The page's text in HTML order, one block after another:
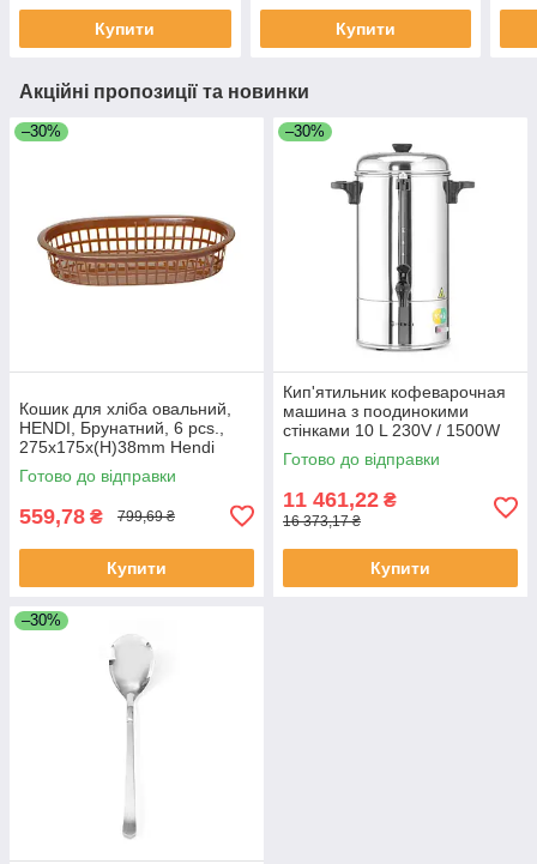
Купити Купити
Акційні пропозиції та новинки
–30%
Кошик для хліба овальний,
HENDI, Брунатний, 6 pcs.,
275x175x(H)38mm Hendi
426296
Готово до відправки
559,78 ₴ 799,69 ₴
Купити
–30%
Кип'ятильник кофеварочная
машина з поодинокими
стінками 10 L 230V / 1500W
387x275x(H)530 мм Hendi
208106
Готово до відправки
11 461,22 ₴
16 373,17 ₴
Купити
–30%